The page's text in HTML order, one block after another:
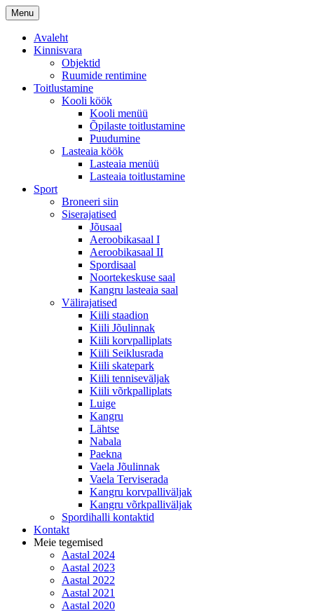
Menu
Avaleht
Kinnisvara
Objektid
Ruumide rentimine
Toitlustamine
Kooli köök
Kooli menüü
Õpilaste toitlustamine
Puudumine
Lasteaia köök
Lasteaia menüü
Lasteaia toitlustamine
Sport
Broneeri siin
Siserajatised
Jõusaal
Aeroobikasaal I
Aeroobikasaal II
Spordisaal
Noortekeskuse saal
Kangru lasteaia saal
Välirajatised
Kiili staadion
Kiili Jõulinnak
Kiili korvpalliplats
Kiili Seiklusrada
Kiili skatepark
Kiili tenniseväljak
Kiili võrkpalliplats
Luige
Kangru
Lähtse
Nabala
Paekna
Vaela Jõulinnak
Vaela Terviserada
Kangru korvpalliväljak
Kangru võrkpalliväljak
Spordihalli kontaktid
Kontakt
Meie tegemised
Aastal 2024
Aastal 2023
Aastal 2022
Aastal 2021
Aastal 2020